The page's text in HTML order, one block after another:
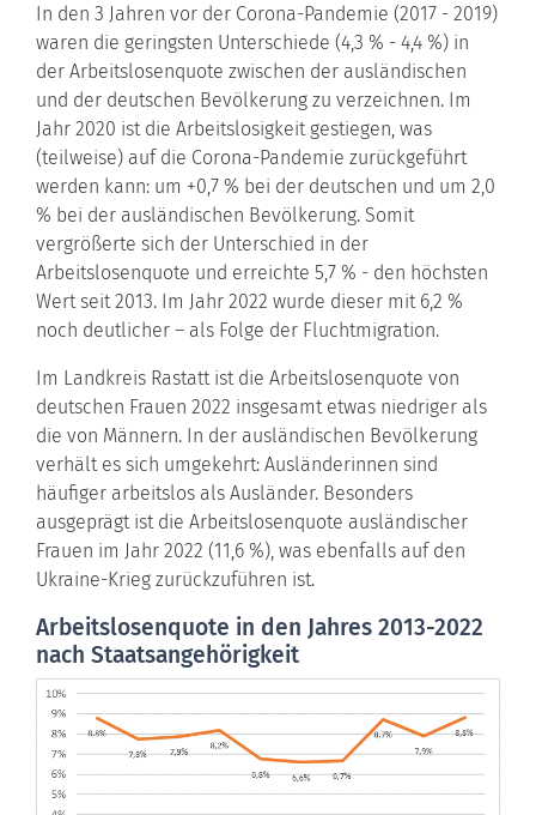
In den 3 Jahren vor der Corona-Pandemie (2017 - 2019)
waren die geringsten Unterschiede (4,3 % - 4,4 %) in
der Arbeitslosenquote zwischen der ausländischen
und der deutschen Bevölkerung zu verzeichnen. Im
Jahr 2020 ist die Arbeitslosigkeit gestiegen, was
(teilweise) auf die Corona-Pandemie zurückgeführt
werden kann: um +0,7 % bei der deutschen und um 2,0
% bei der ausländischen Bevölkerung. Somit
vergrößerte sich der Unterschied in der
Arbeitslosenquote und erreichte 5,7 % - den höchsten
Wert seit 2013. Im Jahr 2022 wurde dieser mit 6,2 %
noch deutlicher – als Folge der Fluchtmigration.
Im Landkreis Rastatt ist die Arbeitslosenquote von
deutschen Frauen 2022 insgesamt etwas niedriger als
die von Männern. In der ausländischen Bevölkerung
verhält es sich umgekehrt: Ausländerinnen sind
häufiger arbeitslos als Ausländer. Besonders
ausgeprägt ist die Arbeitslosenquote ausländischer
Frauen im Jahr 2022 (11,6 %), was ebenfalls auf den
Ukraine-Krieg zurückzuführen ist.
Arbeitslosenquote in den Jahres 2013-2022
nach Staatsangehörigkeit